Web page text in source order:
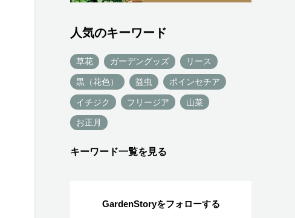
人気のキーワード
草花 ガーデングッズ リース
黒（花色） 益虫 ポインセチア
イチジク フリージア 山菜
お正月
キーワード一覧を見る
GardenStoryをフォローする